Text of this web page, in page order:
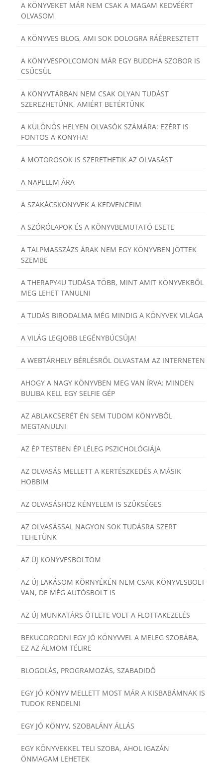
A KÖNYVEKET MÁR NEM CSAK A MAGAM KEDVÉÉRT
OLVASOM
A KÖNYVES BLOG, AMI SOK DOLOGRA RÁÉBRESZTETT
A KÖNYVESPOLCOMON MÁR EGY BUDDHA SZOBOR IS
CSÜCSÜL
A KÖNYVTÁRBAN NEM CSAK OLYAN TUDÁST
SZEREZHETÜNK, AMIÉRT BETÉRTÜNK
A KÜLÖNÖS HELYEN OLVASÓK SZÁMÁRA: EZÉRT IS
FONTOS A KONYHA!
A MOTOROSOK IS SZERETHETIK AZ OLVASÁST
A NAPELEM ÁRA
A SZAKÁCSKÖNYVEK A KEDVENCEIM
A SZÓRÓLAPOK ÉS A KÖNYVBEMUTATÓ ESETE
A TALPMASSZÁZS ÁRAK NEM EGY KÖNYVBEN JÖTTEK
SZEMBE
A THERAPY4U TUDÁSA TÖBB, MINT AMIT KÖNYVEKBŐL
MEG LEHET TANULNI
A TUDÁS BIRODALMA MÉG MINDIG A KÖNYVEK VILÁGA
A VILÁG LEGJOBB LEGÉNYBÚCSÚJA!
A WEBTÁRHELY BÉRLÉSRŐL OLVASTAM AZ INTERNETEN
AHOGY A NAGY KÖNYVBEN MEG VAN ÍRVA: MINDEN
BULIBA KELL EGY SELFIE GÉP
AZ ABLAKCSERÉT ÉN SEM TUDOM KÖNYVBŐL
MEGTANULNI
AZ ÉP TESTBEN ÉP LÉLEG PSZICHOLÓGIÁJA
AZ OLVASÁS MELLETT A KERTÉSZKEDÉS A MÁSIK
HOBBIM
AZ OLVASÁSHOZ KÉNYELEM IS SZÜKSÉGES
AZ OLVASÁSSAL NAGYON SOK TUDÁSRA SZERT
TEHETÜNK
AZ ÚJ KÖNYVESBOLTOM
AZ ÚJ LAKÁSOM KÖRNYÉKÉN NEM CSAK KÖNYVESBOLT
VAN, DE MÉG AUTÓSBOLT IS
AZ ÚJ MUNKATÁRS ÖTLETE VOLT A FLOTTAKEZELÉS
BEKUCORODNI EGY JÓ KÖNYVVEL A MELEG SZOBÁBA,
EZ AZ ÁLMOM TÉLIRE
BLOGOLÁS, PROGRAMOZÁS, SZABADIDŐ
EGY JÓ KÖNYV MELLETT MOST MÁR A KISBABÁMNAK IS
TUDOK RENDELNI
EGY JÓ KÖNYV, SZOBALÁNY ÁLLÁS
EGY KÖNYVEKKEL TELI SZOBA, AHOL IGAZÁN
ÖNMAGAM LEHETEK